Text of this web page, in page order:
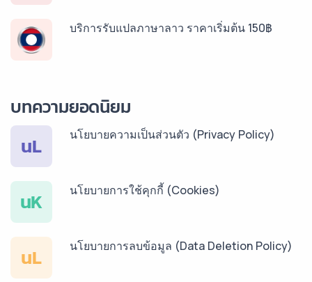
บริการรับแปลภาษาลาว ราคาเริ่มต้น 150฿
บริการรับแปลภาษากัมพูชา ราคาเริ่มต้น 150฿
บริการรับแปลภาษาเวียดนาม ราคาเริ่มต้น 150฿
บริการรับแปลภาษาฝรั่งเศส ราคาเริ่มต้น 150฿
บทความยอดนิยม
นL นโยบายความเป็นส่วนตัว (Privacy Policy)
นK นโยบายการใช้คุกกี้ (Cookies)
นL นโยบายการลบข้อมูล (Data Deletion Policy)